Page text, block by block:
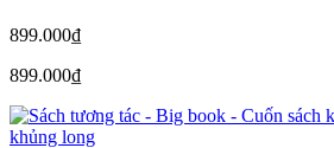
899.000₫
899.000₫